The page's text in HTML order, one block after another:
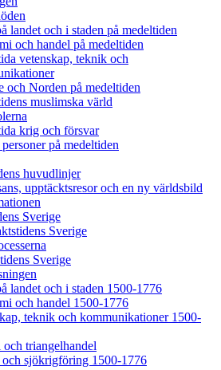
landet och i staden på medeltiden
och handel på medeltiden
vetenskap, teknik och
och Norden på medeltiden
muslimska värld
krig och försvar
på medeltiden
huvudlinjer
upptäcktsresor och en ny världsbild
Sverige
Sverige
Sverige
landet och i staden 1500-1776
och handel 1500-1776
teknik och kommunikationer 1500-
och triangelhandel
och sjökrigföring 1500-1776